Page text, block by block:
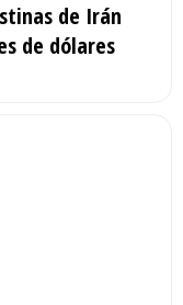
de Irán
de dólares